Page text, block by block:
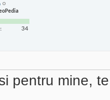
34
pentru mine,